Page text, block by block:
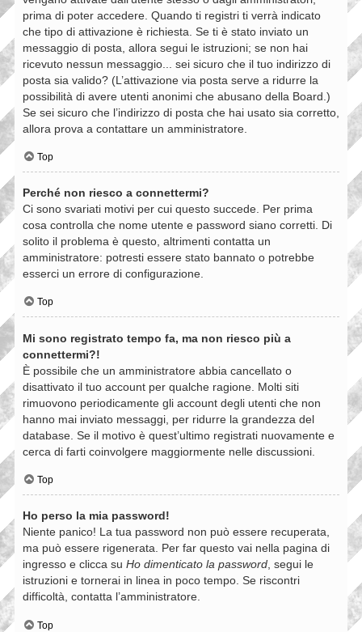
prima di poter accedere. Quando ti registri ti verrà indicato
che tipo di attivazione è richiesta. Se ti è stato inviato un
messaggio di posta, allora segui le istruzioni; se non hai
ricevuto nessun messaggio... sei sicuro che il tuo indirizzo di
posta sia valido? (L’attivazione via posta serve a ridurre la
possibilità di avere utenti anonimi che abusano della Board.)
Se sei sicuro che l’indirizzo di posta che hai usato sia corretto,
allora prova a contattare un amministratore.
Top
Perché non riesco a connettermi?
Ci sono svariati motivi per cui questo succede. Per prima
cosa controlla che nome utente e password siano corretti. Di
solito il problema è questo, altrimenti contatta un
amministratore: potresti essere stato bannato o potrebbe
esserci un errore di configurazione.
Top
Mi sono registrato tempo fa, ma non riesco più a
connettermi?!
È possibile che un amministratore abbia cancellato o
disattivato il tuo account per qualche ragione. Molti siti
rimuovono periodicamente gli account degli utenti che non
hanno mai inviato messaggi, per ridurre la grandezza del
database. Se il motivo è quest’ultimo registrati nuovamente e
cerca di farti coinvolgere maggiormente nelle discussioni.
Top
Ho perso la mia password!
Niente panico! La tua password non può essere recuperata,
ma può essere rigenerata. Per far questo vai nella pagina di
ingresso e clicca su Ho dimenticato la password, segui le
istruzioni e tornerai in linea in poco tempo. Se riscontri
difficoltà, contatta l’amministratore.
Top